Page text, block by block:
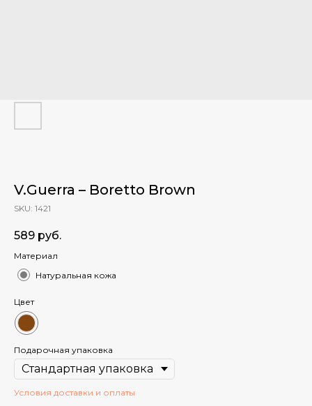
V.Guerra – Boretto Brown
SKU: 1421
589 руб.
Материал
Натуральная кожа
Цвет
Подарочная упаковка
Условия доставки и оплаты